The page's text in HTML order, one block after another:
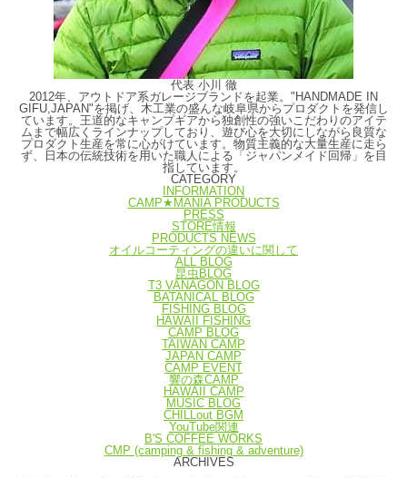
代表 小川 徹
2012年、アウトドア系ガレージブランドを起業。"HANDMADE IN
GIFU,JAPAN"を掲げ、木工業の盛んな岐阜県からプロダクトを発信し
ています。王道的なキャンプギアから独創性の強いこだわりのアイテ
ムまで幅広くラインナップしており、遊び心を大切にしながら良質な
プロダクト生産を常に心がけています。物質主義的な大量生産に走ら
ず、日本の伝統技術を用いた職人による「ジャパンメイド回帰」を目
指しています。
CATEGORY
INFORMATION
CAMP★MANIA PRODUCTS
PRESS
STORE情報
PRODUCTS NEWS
オイルコーティングの違いに関して
ALL BLOG
昆虫BLOG
T3 VANAGON BLOG
BATANICAL BLOG
FISHING BLOG
HAWAII FISHING
CAMP BLOG
TAIWAN CAMP
JAPAN CAMP
CAMP EVENT
響の森CAMP
HAWAII CAMP
MUSIC BLOG
CHILLout BGM
YouTube関連
B'S COFFEE WORKS
CMP (camping & fishing & adventure)
ARCHIVES